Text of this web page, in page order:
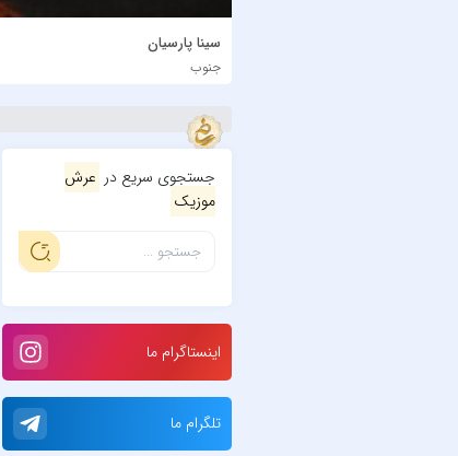
سینا پارسیان
جنوب
جستجوی سریع در عرش
موزیک
اینستاگرام ما
تلگرام ما